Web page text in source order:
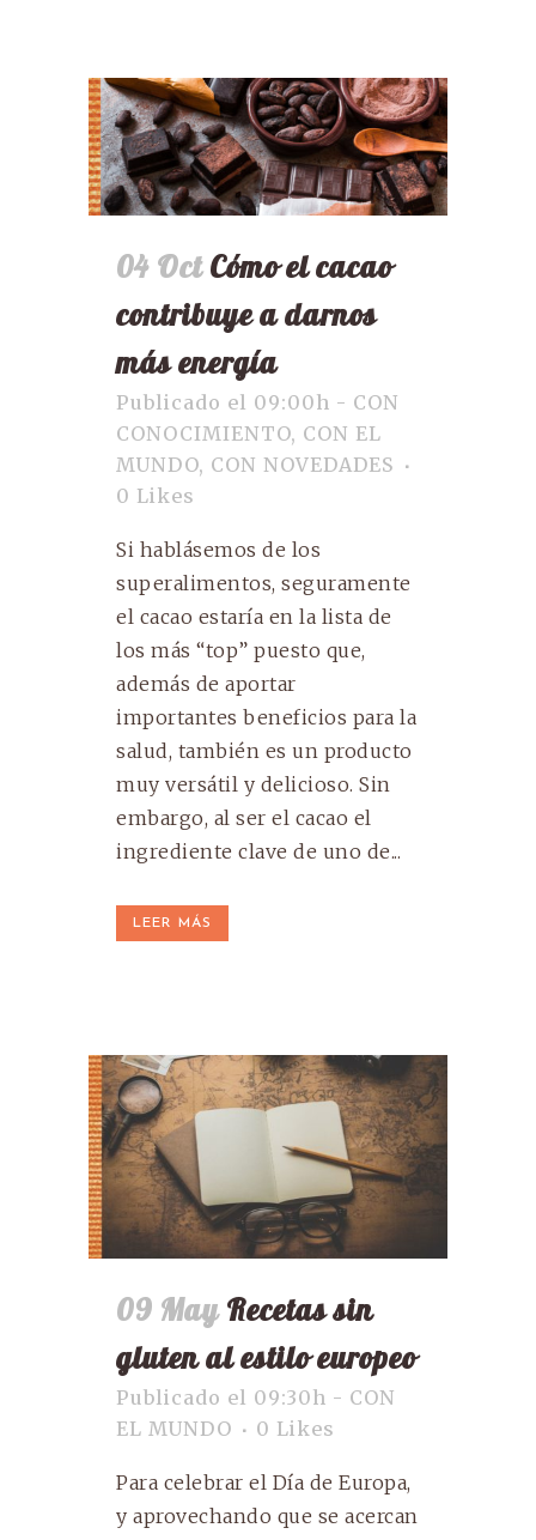
04 Oct Cómo el cacao
contribuye a darnos
más energía
Publicado el 09:00h - CON
CONOCIMIENTO, CON EL
MUNDO, CON NOVEDADES
0 Likes
Si hablásemos de los
superalimentos, seguramente
el cacao estaría en la lista de
los más “top” puesto que,
además de aportar
importantes beneficios para la
salud, también es un producto
muy versátil y delicioso. Sin
embargo, al ser el cacao el
ingrediente clave de uno de...
LEER MÁS
09 May Recetas sin
gluten al estilo europeo
Publicado el 09:30h - CON
EL MUNDO
0 Likes
Para celebrar el Día de Europa,
y aprovechando que se acercan